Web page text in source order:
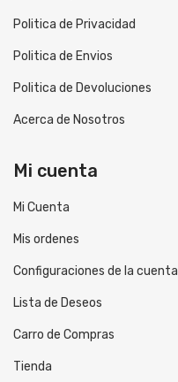
Politica de Privacidad
Politica de Envios
Politica de Devoluciones
Acerca de Nosotros
Mi cuenta
Mi Cuenta
Mis ordenes
Configuraciones de la cuenta
Lista de Deseos
Carro de Compras
Tienda